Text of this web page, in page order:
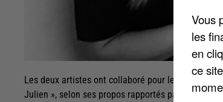
Les deux artistes ont collaboré pour le titre « Midi
Julien », selon ses propos rapportés par Télé 7
Vous
les
en
ce